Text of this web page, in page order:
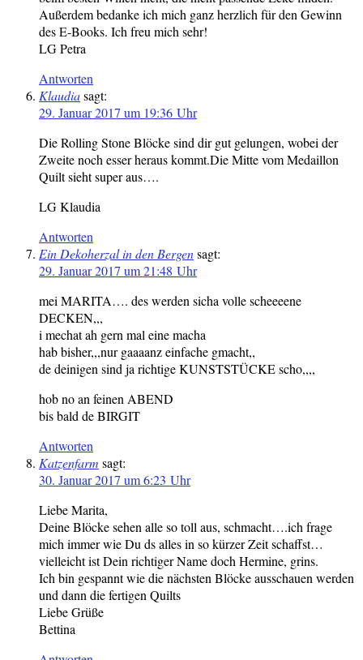
Außerdem bedanke ich mich ganz herzlich für den Gewinn
des E-Books. Ich freu mich sehr!
LG Petra
Antworten
Klaudiasagt:
29. Januar 2017 um 19:36 Uhr
Die Rolling Stone Blöcke sind dir gut gelungen, wobei der
Zweite noch esser heraus kommt.Die Mitte vom Medaillon
Quilt sieht super aus….
LG Klaudia
Antworten
Ein Dekoherzal in den Bergensagt:
29. Januar 2017 um 21:48 Uhr
mei MARITA…. des werden sicha volle scheeeene
DECKEN,,,
i mechat ah gern mal eine macha
hab bisher,,,nur gaaaanz einfache gmacht,,
de deinigen sind ja richtige KUNSTSTÜCKE scho,,,,
hob no an feinen ABEND
bis bald de BIRGIT
Antworten
Katzenfarm sagt:
30. Januar 2017 um 6:23 Uhr
Liebe Marita,
Deine Blöcke sehen alle so toll aus, schmacht….ich frage
mich immer wie Du ds alles in so kürzer Zeit schaffst…
vielleicht ist Dein richtiger Name doch Hermine, grins.
Ich bin gespannt wie die nächsten Blöcke ausschauen werden
und dann die fertigen Quilts
Liebe Grüße
Bettina